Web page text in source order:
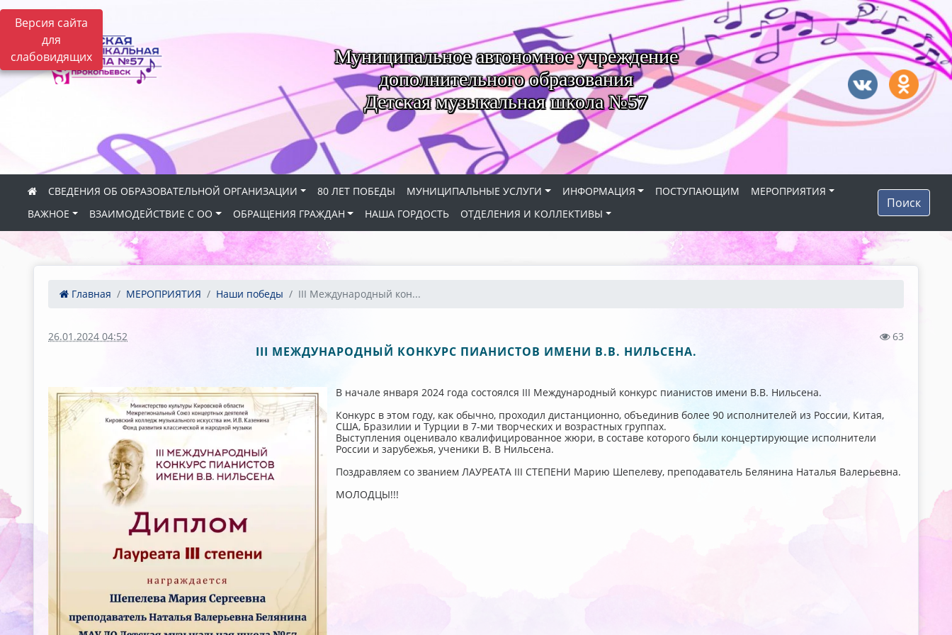
Версия сайта
для
слабовидящих
Муниципальное автономное учреждение
дополнительного образования
Детская музыкальная школа №57
СВЕДЕНИЯ ОБ ОБРАЗОВАТЕЛЬНОЙ ОРГАНИЗАЦИИ 80 ЛЕТ ПОБЕДЫ МУНИЦИПАЛЬНЫЕ УСЛУГИ ИНФОРМАЦИЯ ПОСТУПАЮЩИМ
МЕРОПРИЯТИЯ
ВАЖНОЕ
ВЗАИМОДЕЙСТВИЕ С ОО ОБРАЩЕНИЯ ГРАЖДАН НАША ГОРДОСТЬ ОТДЕЛЕНИЯ И КОЛЛЕКТИВЫ
Поиск
Главная МЕРОПРИЯТИЯ Наши победы III Международный кон...
26.01.2024 04:52 63
III МЕЖДУНАРОДНЫЙ КОНКУРС ПИАНИСТОВ ИМЕНИ В.В. НИЛЬСЕНА.
В начале января 2024 года состоялся III Международный конкурс пианистов имени В.В. Нильсена.
Конкурс в этом году, как обычно, проходил дистанционно, объединив более 90 исполнителей из России, Китая,
США, Бразилии и Турции в 7-ми творческих и возрастных группах.
Выступления оценивало квалифицированное жюри, в составе которого были концертирующие исполнители
России и зарубежья, ученики В. В Нильсена.
Поздравляем со званием ЛАУРЕАТА III СТЕПЕНИ Марию Шепелеву, преподаватель Белянина Наталья Валерьевна.
МОЛОДЦЫ!!!